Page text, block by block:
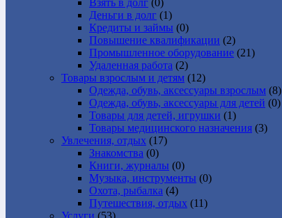
Взять в долг (0)
Деньги в долг (1)
Кредиты и займы (0)
Повышение квалификации (2)
Промышленное оборудование (21)
Удаленная работа (2)
Товары взрослым и детям (12)
Одежда, обувь, аксессуары взрослым (8)
Одежда, обувь, аксессуары для детей (0)
Товары для детей, игрушки (1)
Товары медицинского назначения (3)
Увлечения, отдых (17)
Знакомства (0)
Книги, журналы (0)
Музыка, инструменты (0)
Охота, рыбалка (4)
Путешествия, отдых (11)
Услуги (53)